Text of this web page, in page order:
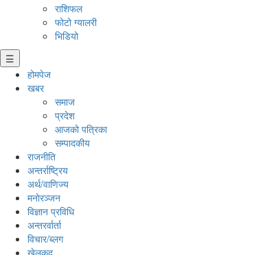
राशिफल
फोटो ग्यालरी
भिडियो
☰
होमपेज
खबर
समाज
प्रदेश
आजको पत्रिका
सम्पादकीय
राजनीति
अन्तर्राष्ट्रिय
अर्थ/वाणिज्य
मनाेरञ्जन
विज्ञान प्रविधि
अन्तरर्वार्ता
विचार/ब्लग